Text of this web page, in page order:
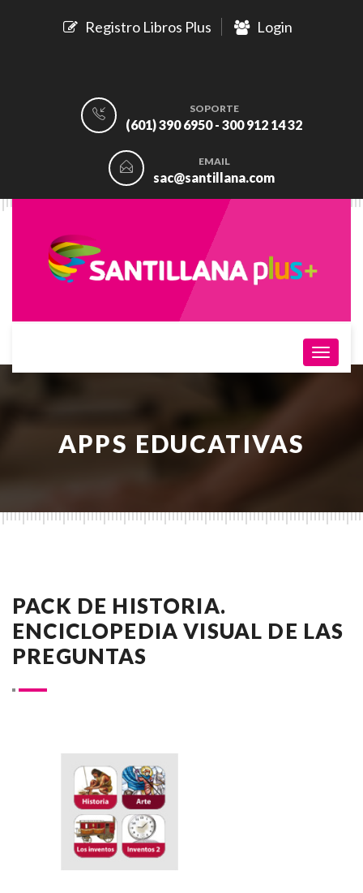
Registro Libros Plus Login
SOPORTE
(601) 390 6950 - 300 912 14 32
EMAIL
sac@santillana.com
APPS EDUCATIVAS
PACK DE HISTORIA.
ENCICLOPEDIA VISUAL DE LAS
PREGUNTAS